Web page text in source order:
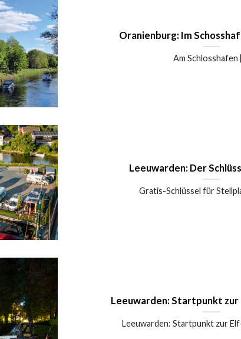
Oranienburg: Im
Am Schlosshafen
Leeuwarden: Der
Gratis-Schlüssel für
Leeuwarden: Startpunkt
Leeuwarden: Startpunkt zur